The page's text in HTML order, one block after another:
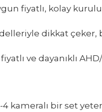
fiyatlı, kolay
dikkat
ve dayanıklı
kameralı bir set